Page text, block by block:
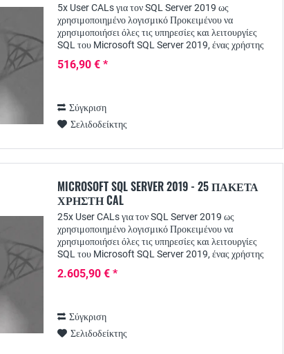
5x User CALs για τον SQL Server 2019 ως
χρησιμοποιημένο λογισμικό Προκειμένου να
χρησιμοποιήσει όλες τις υπηρεσίες και λειτουργίες
SQL του Microsoft SQL Server 2019, ένας χρήστης
SQL...
516,90 € *
Σύγκριση
Σελιδοδείκτης
MICROSOFT SQL SERVER 2019 - 25 ΠΑΚΈΤΑ
ΧΡΉΣΤΗ CAL
25x User CALs για τον SQL Server 2019 ως
χρησιμοποιημένο λογισμικό Προκειμένου να
χρησιμοποιήσει όλες τις υπηρεσίες και λειτουργίες
SQL του Microsoft SQL Server 2019, ένας χρήστης
SQL...
2.605,90 € *
Σύγκριση
Σελιδοδείκτης